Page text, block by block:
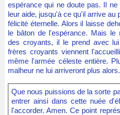
espérance qui ne doute pas. Il
leur aide, jusqu'à ce qu'il arrive au
félicité éternelle. Alors il laisse
le bâton de l'espérance. Mais le
des croyants, il le prend avec
frères croyants viennent
même l'armée céleste entière.
malheur ne lui arriveront plus alors.
Que nous puissions de la sorte parcourir le chemin de Dieu et
entrer ainsi dans cette nuée
l'accorder. Amen. Ce point